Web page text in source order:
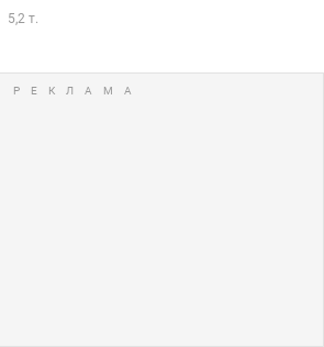
5,2 т.